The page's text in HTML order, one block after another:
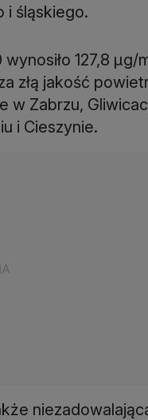
i śląskiego.
127,8 µg/
złą jakość
Zabrzu,
i Cieszynie.